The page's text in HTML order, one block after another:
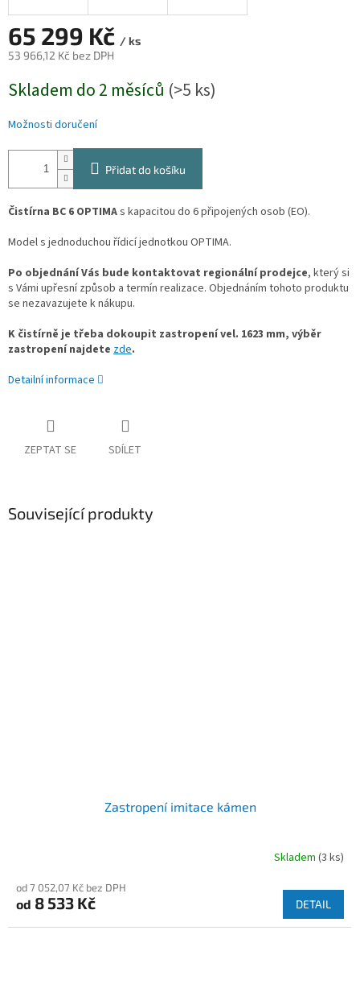
65 299 Kč / ks
53 966,12 Kč bez DPH
cena:
Skladem do 2 měsíců (>5 ks)
Možnosti doručení
Přidat do košíku
Čistírna BC 6 OPTIMAs kapacitou do 6 připojených osob (EO).
Model s jednoduchou řídicí jednotkou OPTIMA.
Po objednání Vás bude kontaktovat regionální prodejce, který si
s Vámi upřesní způsob a termín realizace. Objednáním tohoto produktu
se nezavazujete k nákupu.
K čistírně je třeba dokoupit zastropení vel. 1623 mm, výběr
zastropení najdete zde.
Detailní informace
ZEPTAT SE SDÍLET
Související produkty
Zastropení imitace kámen
Skladem (3 ks)
od 7 052,07 Kč bez DPH
od 8 533 Kč DETAIL